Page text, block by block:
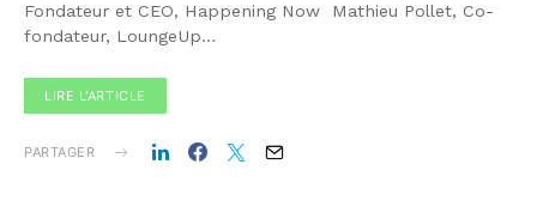
Fondateur et CEO, Happening Now Mathieu Pollet, Co-
fondateur, LoungeUp…
LIRE L'ARTICLE
PARTAGER